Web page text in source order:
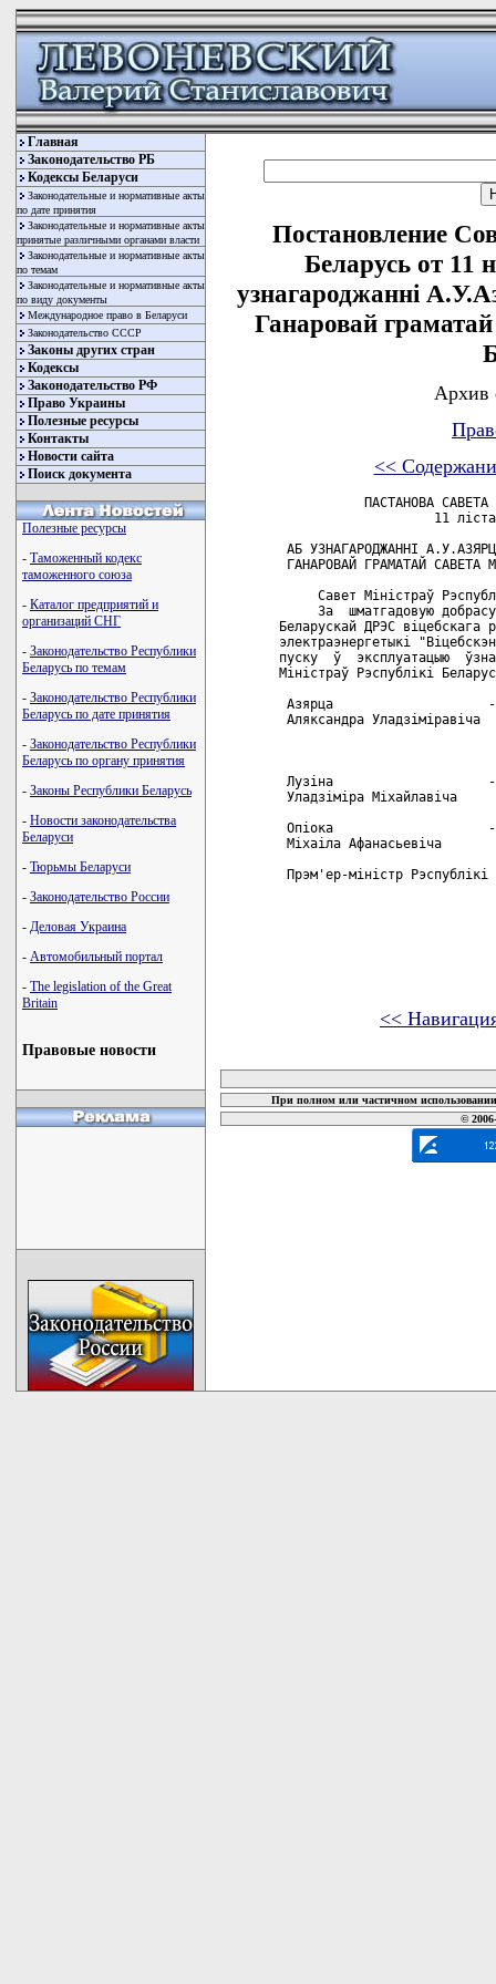
Главная
Законодательство РБ
Кодексы Беларуси
Законодательные и нормативные акты
по дате принятия
Законодательные и нормативные акты
принятые различными органами власти
Законодательные и нормативные акты
по темам
Законодательные и нормативные акты
по виду документы
Международное право в Беларуси
Законодательство СССР
Законы других стран
Кодексы
Законодательство РФ
Право Украины
Полезные ресурсы
Контакты
Новости сайта
Поиск документа
Полезные ресурсы
- Таможенный кодекс
таможенного союза
- Каталог предприятий и
организаций СНГ
- Законодательство Республики
Беларусь по темам
- Законодательство Республики
Беларусь по дате принятия
- Законодательство Республики
Беларусь по органу принятия
- Законы Республики Беларусь
- Новости законодательства
Беларуси
- Тюрьмы Беларуси
- Законодательство России
- Деловая Украина
- Автомобильный портал
- The legislation of the Great
Britain
Правовые новости
Постановление
Беларусь от 11
узнагароджаннi
Ганаровай
Архив
<<
ПАСТАНОВА САВЕТА
11
АБ УЗНАГАРОДЖАННI
ГАНАРОВАЙ ГРАМАТАЙ
Савет Мiнiстраў
За  шматгадовую
Беларускай ДРЭС вiцебскага
электраэнергетыкi
пуску  ў  эксплуатацыю
Мiнiстраў Рэспублiкi
Азярца                    -
Аляксандра Уладзiмiравiча
Лузiна                    -
Уладзiмiра Мiхайлавiча
Опiока                    -
Мiхаiла Афанасьевiча
Прэм'ер-мiнiстр
<<
При полном или частичном
©